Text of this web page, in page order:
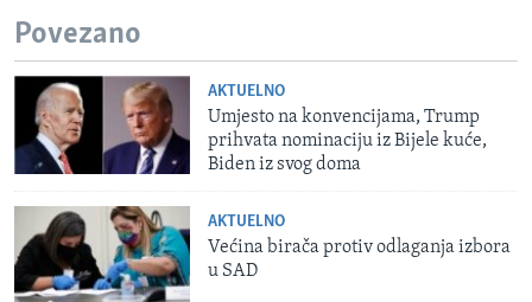
Povezano
AKTUELNO
Umjesto na konvencijama, Trump
prihvata nominaciju iz Bijele kuće,
Biden iz svog doma
AKTUELNO
Većina birača protiv odlaganja izbora
u SAD